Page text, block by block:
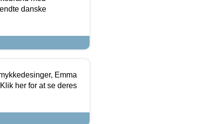
danske
Emma
her for at se deres